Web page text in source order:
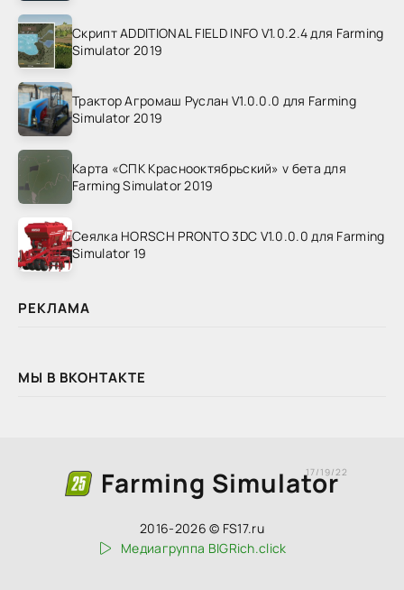
Скрипт ADDITIONAL FIELD INFO V1.0.2.4 для Farming
Simulator 2019
Трактор Агромаш Руслан V1.0.0.0 для Farming
Simulator 2019
Карта «СПК Краснооктябрьский» v бета для
Farming Simulator 2019
Сеялка HORSCH PRONTO 3DC V1.0.0.0 для Farming
Simulator 19
РЕКЛАМА
МЫ В ВКОНТАКТЕ
Farming Simulator
17/19/22
2016-2026 © FS17.ru
Медиагруппа BIGRich.click